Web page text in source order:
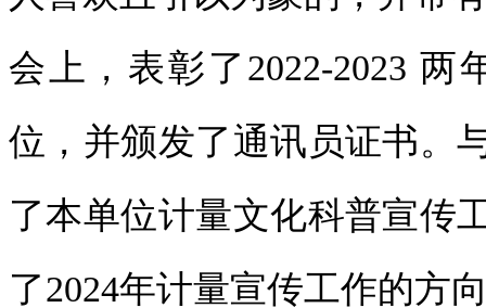
会上，表彰了2022-2023
位，并颁发了通讯员证书。
了本单位计量文化科普宣传
了2024年计量宣传工作的方